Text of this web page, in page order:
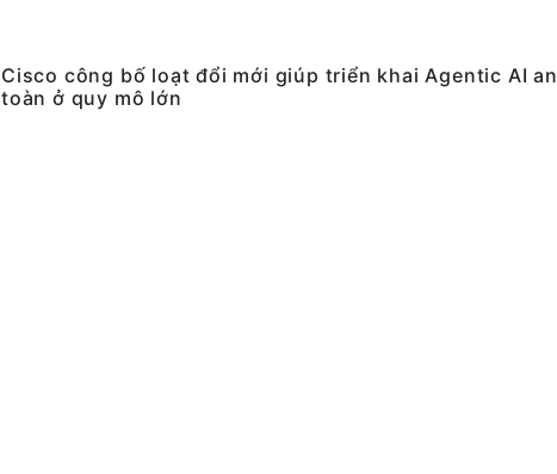
Cisco công bố loạt đổi mới giúp triển khai Agentic AI an
toàn ở quy mô lớn